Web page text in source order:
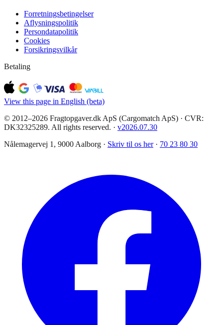
Forretningsbetingelser
Aflysningspolitik
Persondatapolitik
Cookies
Forsikringsvilkår
Betaling
View this page in English (beta)
© 2012–2026 Fragtopgaver.dk ApS (Cargomatch ApS) · CVR:
DK32325289. All rights reserved. · v2026.07.30
Nålemagervej 1, 9000 Aalborg · Skriv til os her · 70 23 80 30